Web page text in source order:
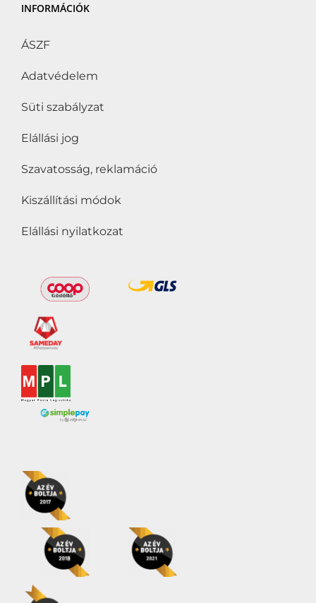
INFORMÁCIÓK
ÁSZF
Adatvédelem
Süti szabályzat
Elállási jog
Szavatosság, reklamáció
Kiszállítási módok
Elállási nyilatkozat